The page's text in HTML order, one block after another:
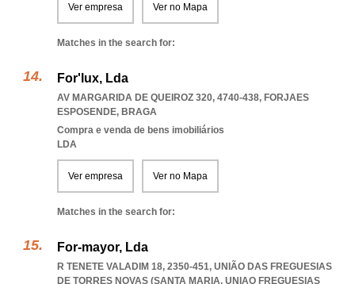
Ver empresa Ver no Mapa
Matches in the search for:
For'lux, Lda
AV MARGARIDA DE QUEIROZ 320, 4740-438, FORJAES
ESPOSENDE, BRAGA
Compra e venda de bens imobiliários
LDA
Ver empresa Ver no Mapa
Matches in the search for:
For-mayor, Lda
R TENETE VALADIM 18, 2350-451, UNIÃO DAS FREGUESIAS
DE TORRES NOVAS (SANTA MARIA, UNIAO FREGUESIAS